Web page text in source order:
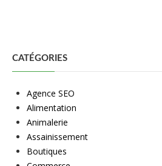
CATÉGORIES
Agence SEO
Alimentation
Animalerie
Assainissement
Boutiques